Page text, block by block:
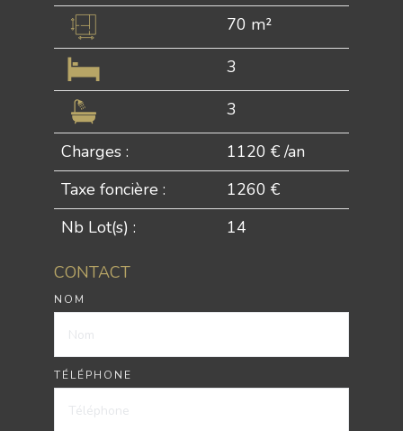
70 m²
3
3
Charges :
1120 € /an
Taxe foncière :
1260 €
Nb Lot(s) :
14
CONTACT
NOM
TÉLÉPHONE